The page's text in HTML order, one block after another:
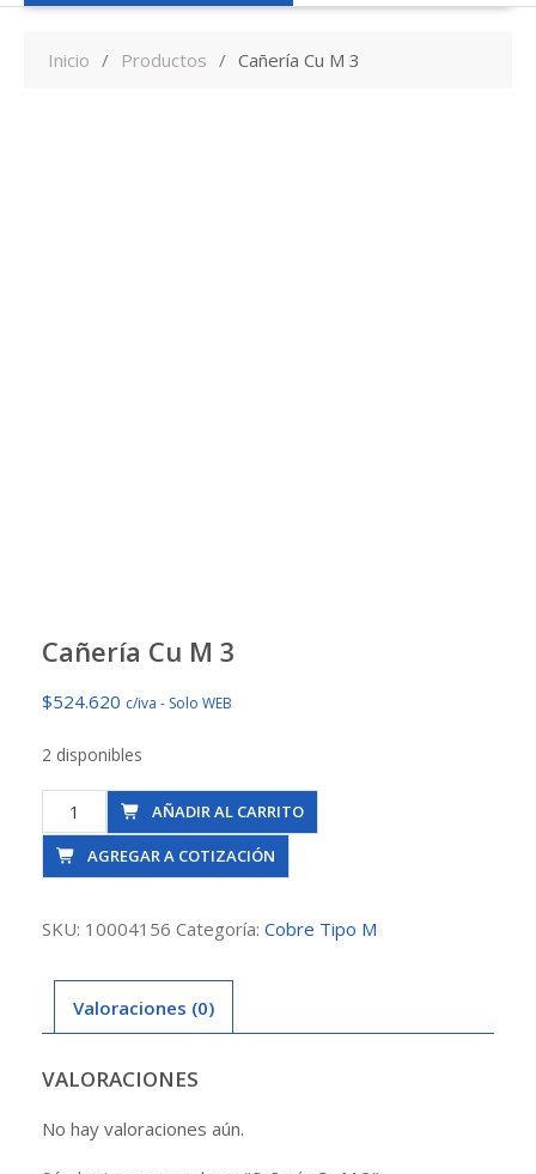
Inicio Productos Cañería Cu M 3
Cañería Cu M 3
$524.620 c/iva - Solo WEB
2 disponibles
Cañería
Cu
cantidad
AÑADIR AL CARRITO
AGREGAR A COTIZACIÓN
SKU: 10004156 Categoría: Cobre Tipo M
Valoraciones (0)
VALORACIONES
No hay valoraciones aún.